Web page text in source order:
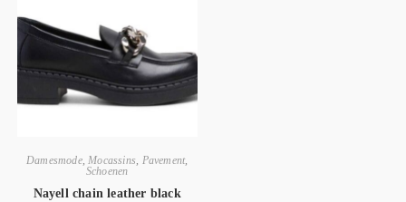
Damesmode,Mocassins, Pavement,
Schoenen
Nayell chain leather black